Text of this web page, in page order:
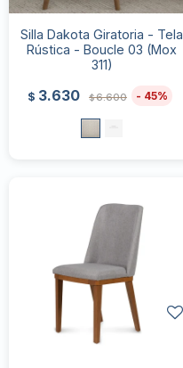
Silla Dakota Giratoria - Tela
Rústica - Boucle 03 (Mox
311)
$ 3.630 $6.600 45